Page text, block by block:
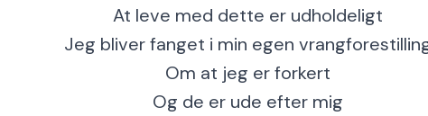
At leve med dette er udholdeligt
Jeg bliver fanget i min egen
Om at jeg er forkert
Og de er ude efter mig